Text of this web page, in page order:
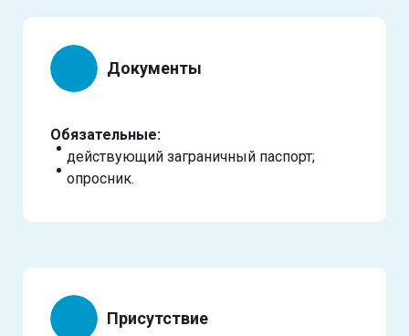
Документы
Обязательные:
действующий заграничный паспорт;
опросник.
Присутствие